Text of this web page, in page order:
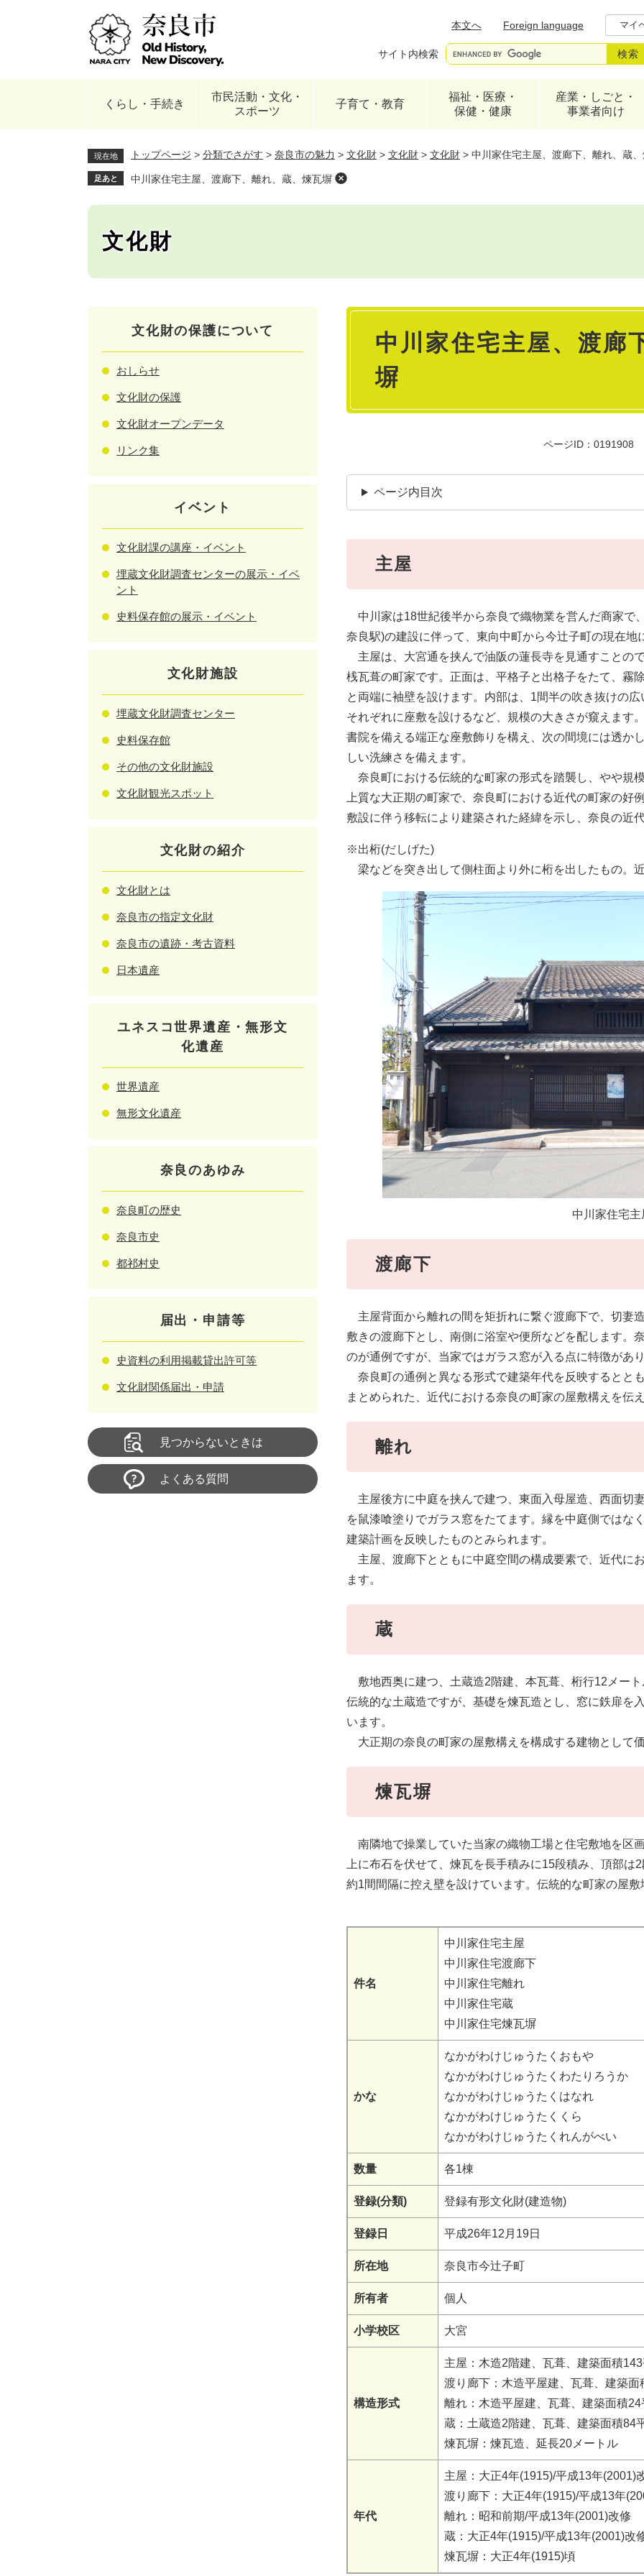
本文へ
Foreign language マイ
サイト内検索
くらし・手続き
市民活動・文化・
スポーツ
子育て・教育
福祉・医療・
保健・健康
産業・しごと・
事業者向け
現在地 トップページ > 分類でさがす > 奈良市の魅力 > 文化財 > 文化財 > 文化財 > 中川家住宅主屋、渡廊下、離れ、蔵
足あと 中川家住宅主屋、渡廊下、離れ、蔵、煉瓦塀
文化財
本
中川家住宅主屋、渡廊
塀
ページID：0191908
ページ内目次
主屋
中川家は18世紀後半から奈良で織物業を営んだ商家で
奈良駅)の建設に伴って、東向中町から今辻子町の現在
主屋は、大宮通を挟んで油阪の蓮長寺を見通すことの
桟瓦葺の町家です。正面は、平格子と出格子をたて、
と両端に袖壁を設けます。内部は、1間半の吹き抜けの
それぞれに座敷を設けるなど、規模の大きさが窺えます
書院を備える端正な座敷飾りを構え、次の間境には透か
しい洗練さを備えます。
奈良町における伝統的な町家の形式を踏襲し、やや規
上質な大正期の町家で、奈良町における近代の町家の
敷設に伴う移転により建築された経緯を示し、奈良の近
※出桁(だしげた)
梁などを突き出して側柱面より外に桁を出したもの。
中川家住宅主
渡廊下
主屋背面から離れの間を矩折れに繋ぐ渡廊下で、切妻
敷きの渡廊下とし、南側に浴室や便所などを配します。
のが通例ですが、当家ではガラス窓が入る点に特徴があ
奈良町の通例と異なる形式で建築年代を反映するとと
まとめられた、近代における奈良の町家の屋敷構えを伝
離れ
主屋後方に中庭を挟んで建つ、東面入母屋造、西面切
を鼠漆喰塗りでガラス窓をたてます。縁を中庭側ではな
建築計画を反映したものとみられます。
主屋、渡廊下とともに中庭空間の構成要素で、近代に
ます。
蔵
敷地西奥に建つ、土蔵造2階建、本瓦葺、桁行12メー
伝統的な土蔵造ですが、基礎を煉瓦造とし、窓に鉄扉を
います。
大正期の奈良の町家の屋敷構えを構成する建物として
煉瓦塀
南隣地で操業していた当家の織物工場と住宅敷地を区
上に布石を伏せて、煉瓦を長手積みに15段積み、頂部
約1間間隔に控え壁を設けています。伝統的な町家の屋
件名
中川家住宅主屋
中川家住宅渡廊下
中川家住宅離れ
中川家住宅蔵
中川家住宅煉瓦塀
かな
なかがわけじゅうたくおもや
なかがわけじゅうたくわたりろうか
なかがわけじゅうたくはなれ
なかがわけじゅうたくくら
なかがわけじゅうたくれんがべい
数量 各1棟
登録(分類) 登録有形文化財(建造物)
登録日 平成26年12月19日
所在地 奈良市今辻子町
所有者 個人
小学校区 大宮
構造形式
主屋：木造2階建、瓦葺、建築面積
渡り廊下：木造平屋建、瓦葺、建築面
離れ：木造平屋建、瓦葺、建築面積
蔵：土蔵造2階建、瓦葺、建築面積84
煉瓦塀：煉瓦造、延長20メートル
年代
主屋：大正4年(1915)/平成13年(2001)
渡り廊下：大正4年(1915)/平成13年
離れ：昭和前期/平成13年(2001)改修
蔵：大正4年(1915)/平成13年(2001)改
煉瓦塀：大正4年(1915)頃
文化財の保護について
おしらせ
文化財の保護
文化財オープンデータ
リンク集
イベント
文化財課の講座・イベント
埋蔵文化財調査センターの展示・イベ
ント
史料保存館の展示・イベント
文化財施設
埋蔵文化財調査センター
史料保存館
その他の文化財施設
文化財観光スポット
文化財の紹介
文化財とは
奈良市の指定文化財
奈良市の遺跡・考古資料
日本遺産
ユネスコ世界遺産・無形文
化遺産
世界遺産
無形文化遺産
奈良のあゆみ
奈良町の歴史
奈良市史
都祁村史
届出・申請等
史資料の利用掲載貸出許可等
文化財関係届出・申請
見つからないときは
よくある質問